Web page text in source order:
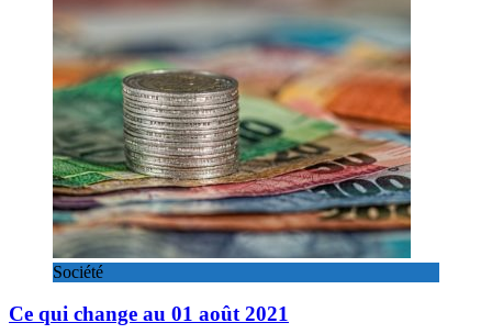
Société
Ce qui change au 01 août 2021